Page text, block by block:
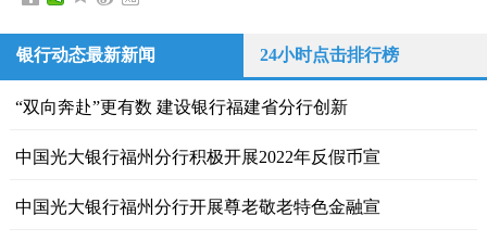
银行动态最新新闻 24小时点击排行榜
“双向奔赴”更有数 建设银行福建省分行创新
中国光大银行福州分行积极开展2022年反假币宣
中国光大银行福州分行开展尊老敬老特色金融宣